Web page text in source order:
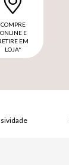
COMPRE
ONLINE E
EM
LOJA*